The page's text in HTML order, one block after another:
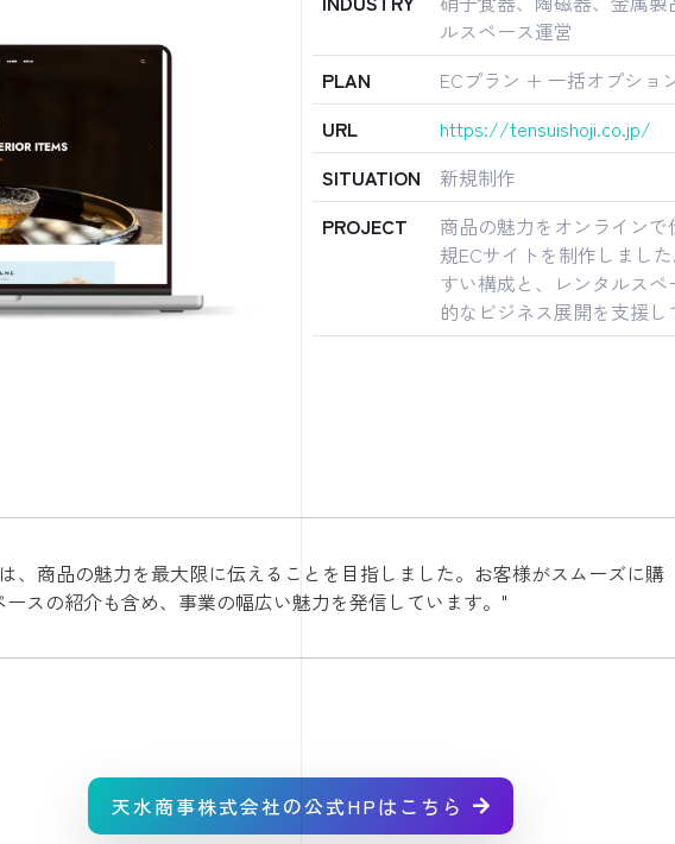
ルスペース運営
PLAN
ECプラン + 一括オプショ
URL
https://tensuishoji.co.jp/
SITUATION
新規制作
PROJECT
商品の魅力をオンライン
規ECサイトを制作しまし
すい構成と、レンタルス
的なビジネス展開を支援し
、商品の魅力を最大限に伝えることを目指しました。お客様がスムーズに購
スの紹介も含め、事業の幅広い魅力を発信しています。"
天水商事株式会社の公式HPはこちら